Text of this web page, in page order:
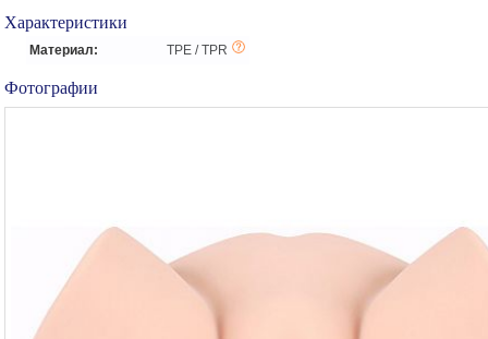
Характеристики
Материал: TPE / TPR
Фотографии